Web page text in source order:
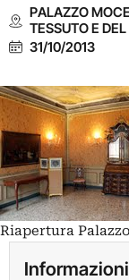
PALAZZO
TESSUTO E
31/10/2013
Riapertura